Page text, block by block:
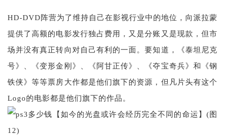
HD-DVD阵营为了维持自己在影视行业中的地位，向派拉蒙
提供了高额的电影发行独占费用，又是分账又是现款，但市
场并没有真正转向对自己有利的一面。要知道，《泰坦尼克
号》、《变形金刚》、《阿甘正传》、《夺宝奇兵》和《钢
铁侠》等等票房大作都是他们旗下的资源，但凡片头有这个
Logo的电影都是他们旗下的作品。